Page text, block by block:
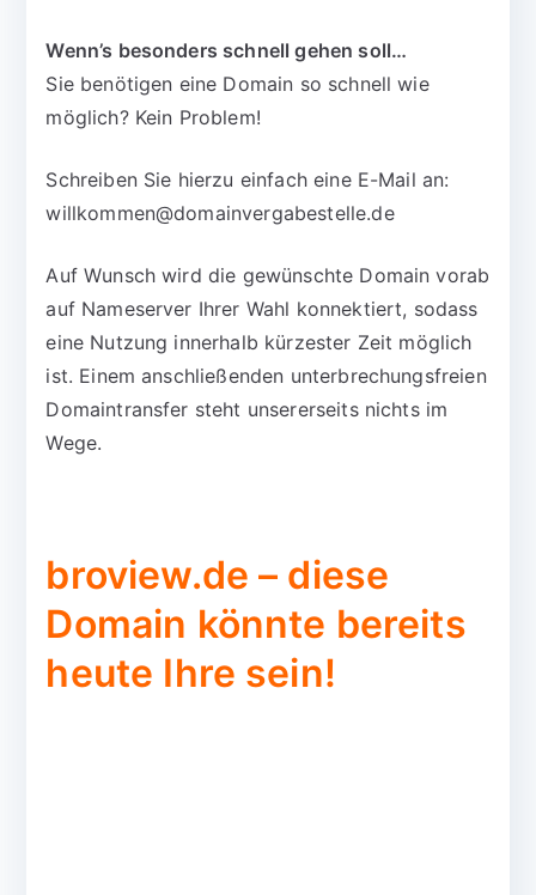
Wenn’s besonders schnell gehen soll…
Sie benötigen eine Domain so schnell wie
möglich? Kein Problem!
Schreiben Sie hierzu einfach eine E-Mail an:
willkommen@domainvergabestelle.de
Auf Wunsch wird die gewünschte Domain vorab
auf Nameserver Ihrer Wahl konnektiert, sodass
eine Nutzung innerhalb kürzester Zeit möglich
ist. Einem anschließenden unterbrechungsfreien
Domaintransfer steht unsererseits nichts im
Wege.
broview.de – diese
Domain könnte bereits
heute Ihre sein!